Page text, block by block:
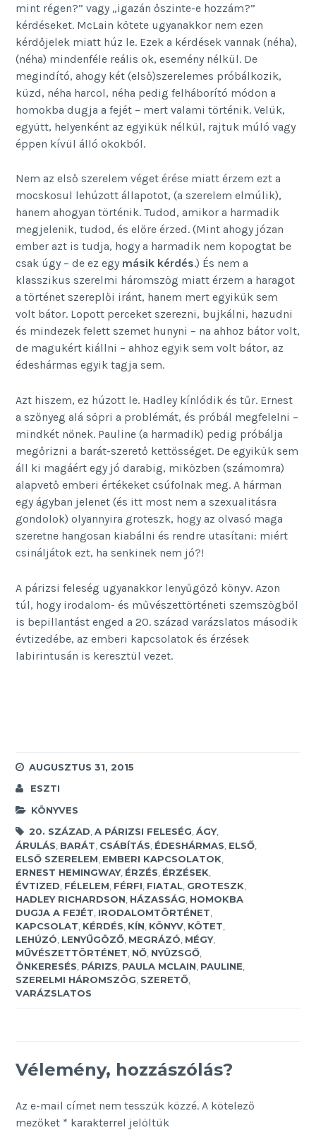
mint régen?” vagy „igazán őszinte-e hozzám?”
kérdéseket. McLain kötete ugyanakkor nem ezen
kérdőjelek miatt húz le. Ezek a kérdések vannak (néha),
(néha) mindenféle reális ok, esemény nélkül. De
megindító, ahogy két (első)szerelemes próbálkozik,
küzd, néha harcol, néha pedig felháborító módon a
homokba dugja a fejét – mert valami történik. Velük,
együtt, helyenként az egyikük nélkül, rajtuk múló vagy
éppen kívül álló okokból.
Nem az első szerelem véget érése miatt érzem ezt a
mocskosul lehúzott állapotot, (a szerelem elmúlik),
hanem ahogyan történik. Tudod, amikor a harmadik
megjelenik, tudod, és előre érzed. (Mint ahogy józan
ember azt is tudja, hogy a harmadik nem kopogtat be
csak úgy – de ez egy másik kérdés.) És nem a
klasszikus szerelmi háromszög miatt érzem a haragot
a történet szereplői iránt, hanem mert egyikük sem
volt bátor. Lopott perceket szerezni, bujkálni, hazudni
és mindezek felett szemet hunyni – na ahhoz bátor volt,
de magukért kiállni – ahhoz egyik sem volt bátor, az
édeshármas egyik tagja sem.
Azt hiszem, ez húzott le. Hadley kínlódik és tűr. Ernest
a szőnyeg alá söpri a problémát, és próbál megfelelni –
mindkét nőnek. Pauline (a harmadik) pedig próbálja
megőrizni a barát-szerető kettősséget. De egyikük sem
áll ki magáért egy jó darabig, miközben (számomra)
alapvető emberi értékeket csúfolnak meg. A hárman
egy ágyban jelenet (és itt most nem a szexualitásra
gondolok) olyannyira groteszk, hogy az olvasó maga
szeretne hangosan kiabálni és rendre utasítani: miért
csináljátok ezt, ha senkinek nem jó?!
A párizsi feleség ugyanakkor lenyűgöző könyv. Azon
túl, hogy irodalom- és művészettörténeti szemszögből
is bepillantást enged a 20. század varázslatos második
évtizedébe, az emberi kapcsolatok és érzések
labirintusán is keresztül vezet.
AUGUSZTUS 31, 2015
ESZTI
KÖNYVES
20. SZÁZAD,A PÁRIZSI FELESÉG,ÁGY,
ÁRULÁS, BARÁT, CSÁBÍTÁS, ÉDESHÁRMAS, ELSŐ,
ELSŐ SZERELEM, EMBERI KAPCSOLATOK,
ERNEST HEMINGWAY, ÉRZÉS, ÉRZÉSEK,
ÉVTIZED, FÉLELEM, FÉRFI, FIATAL, GROTESZK,
HADLEY RICHARDSON, HÁZASSÁG, HOMOKBA
DUGJA A FEJÉT, IRODALOMTÖRTÉNET,
KAPCSOLAT, KÉRDÉS, KÍN, KÖNYV, KÖTET,
LEHÚZÓ, LENYŰGÖZŐ, MEGRÁZÓ, MÉGY,
MŰVÉSZETTÖRTÉNET, NŐ, NYÜZSGŐ,
ÖNKERESÉS, PÁRIZS, PAULA MCLAIN, PAULINE,
SZERELMI HÁROMSZÖG, SZERETŐ,
VARÁZSLATOS
Vélemény, hozzászólás?
Az e-mail címet nem tesszük közzé. A kötelező
mezőket * karakterrel jelöltük